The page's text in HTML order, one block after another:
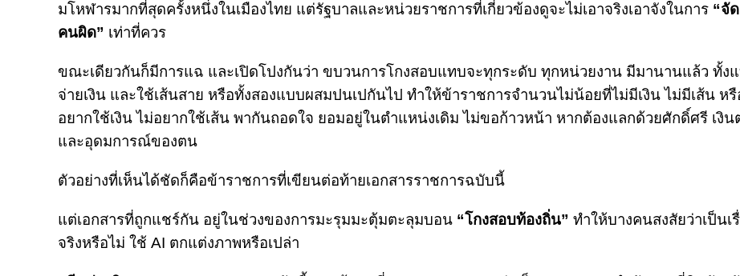
มโหฬารมากที่สุดครั้งหนึ่งในเมืองไทย แต่รัฐบาลและหน่วยราชการที่เกี่ยวข้องดูจะไม่เอาจริงเอาจังในการ “จั
คนผิด” เท่าที่ควร
ขณะเดียวกันก็มีการแฉ และเปิดโปงกันว่า ขบวนการโกงสอบแทบจะทุกระดับ ทุกหน่วยงาน มีมานานแล้ว ทั้ง
จ่ายเงิน และใช้เส้นสาย หรือทั้งสองแบบผสมปนเปกันไป ทำให้ข้าราชการจำนวนไม่น้อยที่ไม่มีเงิน ไม่มีเส้น หรื
อยากใช้เงิน ไม่อยากใช้เส้น พากันถอดใจ ยอมอยู่ในตำแหน่งเดิม ไม่ขอก้าวหน้า หากต้องแลกด้วยศักดิ์ศรี เงิน
และอุดมการณ์ของตน
ตัวอย่างที่เห็นได้ชัดก็คือข้าราชการที่เขียนต่อท้ายเอกสารราชการฉบับนี้
แต่เอกสารที่ถูกแชร์กัน อยู่ในช่วงของการมะรุมมะตุ้มตะลุมบอน “โกงสอบท้องถิ่น” ทำให้บางคนสงสัยว่าเป็นเ
จริงหรือไม่ ใช้ AI ตกแต่งภาพหรือเปล่า